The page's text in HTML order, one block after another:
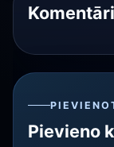
Komentāri
Pievieno